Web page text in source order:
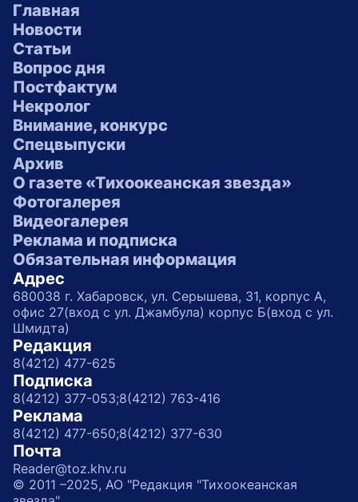
Главная
Новости
Статьи
Вопрос дня
Постфактум
Некролог
Внимание, конкурс
Спецвыпуски
Архив
О газете «Тихоокеанская звезда»
Фотогалерея
Видеогалерея
Реклама и подписка
Обязательная информация
Адрес
680038 г. Хабаровск, ул. Серышева, 31, корпус А,
офис 27(вход с ул. Джамбула) корпус Б(вход с ул.
Шмидта)
Редакция
8(4212) 477-625
Подписка
8(4212) 377-053;8(4212) 763-416
Реклама
8(4212) 477-650;8(4212) 377-630
Почта
Reader@toz.khv.ru
© 2011 –2025, АО "Редакция "Тихоокеанская